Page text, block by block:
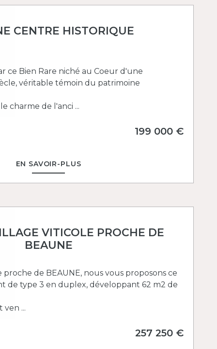
CENTRE HISTORIQUE
ce Bien Rare niché au Coeur d'une
véritable témoin du patrimoine
charme de l'anci ...
199 000 €
EN SAVOIR-PLUS
VITICOLE PROCHE DE
BEAUNE
de BEAUNE, nous vous proposons ce
de type 3 en duplex, développant 62 m2 de
...
257 250 €